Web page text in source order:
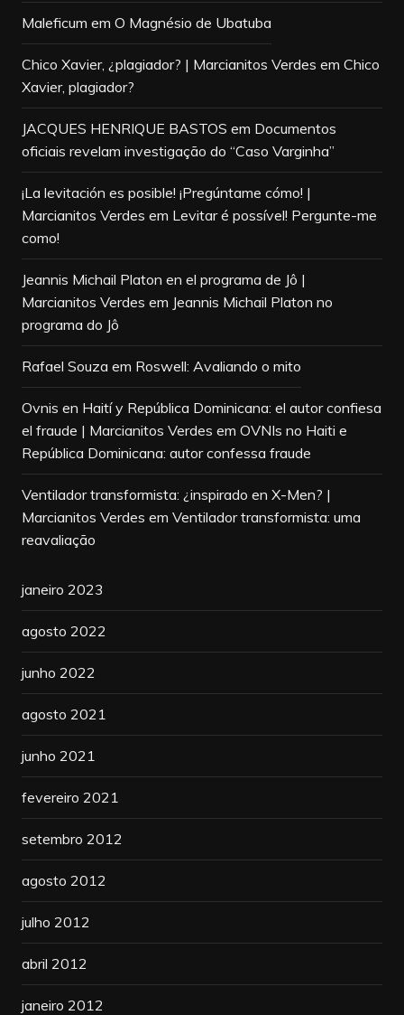
Maleficum em O Magnésio de Ubatuba
Chico Xavier, ¿plagiador? | Marcianitos Verdes em Chico
Xavier, plagiador?
JACQUES HENRIQUE BASTOS em Documentos
oficiais revelam investigação do “Caso Varginha”
¡La levitación es posible! ¡Pregúntame cómo! |
Marcianitos Verdes em Levitar é possível! Pergunte-me
como!
Jeannis Michail Platon en el programa de Jô |
Marcianitos Verdes em Jeannis Michail Platon no
programa do Jô
Rafael Souza em Roswell: Avaliando o mito
Ovnis en Haití y República Dominicana: el autor confiesa
el fraude | Marcianitos Verdes em OVNIs no Haiti e
República Dominicana: autor confessa fraude
Ventilador transformista: ¿inspirado en X-Men? |
Marcianitos Verdes em Ventilador transformista: uma
reavaliação
janeiro 2023
agosto 2022
junho 2022
agosto 2021
junho 2021
fevereiro 2021
setembro 2012
agosto 2012
julho 2012
abril 2012
janeiro 2012